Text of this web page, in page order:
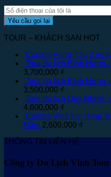
TOUR – KHÁCH SẠN HOT
Combo Vũng Tàu 2
Tour du lịch Bình Hưng
3,700,000 ₫
Tour du lịch Bình Hưng
3,500,000 ₫
Tour du lịch Quy Nhơn
4,600,000 ₫
Combo Vĩnh Hy - Nha
Nằm 2,600,000 ₫
THÔNG TIN LIÊN HỆ
Công ty Du Lịch Vinh Tour